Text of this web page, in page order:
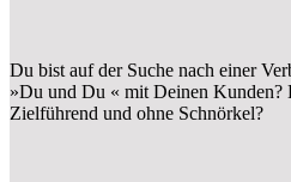
Du bist auf der Suche nach einer
»Du und Du « mit Deinen Kunden?
Zielführend und ohne Schnörkel?